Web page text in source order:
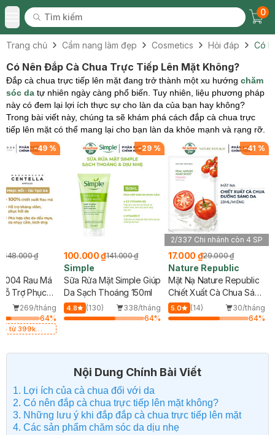
Toggle Menu
Tìm kiếm
Tìm kiếm
0
Trang chủ Cẩm nang làm đẹp Cosmetics Hỏi đáp Có
Có Nên Đắp Cà Chua Trực Tiếp Lên Mặt Không?
Đắp cà chua trực tiếp lên mặt đang trở thành một xu hướng chăm
sóc da tự nhiên ngày càng phổ biến. Tuy nhiên, liệu phương pháp
này có đem lại lợi ích thực sự cho làn da của bạn hay không?
Trong bài viết này, chúng ta sẽ khám phá cách đắp cà chua trực
tiếp lên mặt có thể mang lại cho bạn làn da khỏe mạnh và rạng rỡ.
-49 %
648.000 ₫
Rau Má
Trợ Phục
269/tháng
64%
từ 399k
-29 %
100.000 ₫141.000 ₫
Simple
Sữa Rửa Mặt Simple Giúp
Da Sạch Thoáng 150ml
4.8 (130)
338/tháng
64%
-41 %
2/337 Chi nhánh còn 4 SP
17.000 ₫29.000 ₫
Nature Republic
Mặt Nạ Nature Republic
Chiết Xuất Cà Chua Sáng
Da 23ml
5.0 (14)
30/tháng
64%
Nội Dung Chính Bài Viết
1. Lợi ích của cà chua đối với da
2. Có nên đắp cà chua trực tiếp lên mặt không?
3. Những lưu ý khi đắp đắp cà chua trực tiếp lên mặt
4. Các sản phẩm chăm sóc da dịu nhẹ